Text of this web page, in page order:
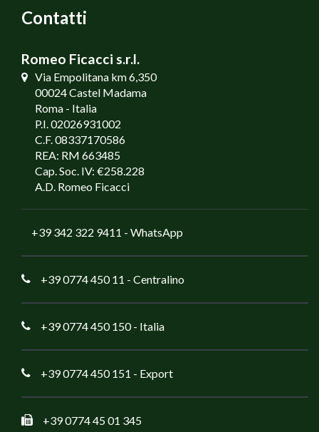
Contatti
Romeo Ficacci s.r.l.
Via Empolitana km 6,350
00024 Castel Madama
Roma - Italia
P.I. 02026931002
C.F. 08337170586
REA: RM 663485
Cap. Soc. IV: €258.228
A.D. Romeo Ficacci
+39 342 322 9411 - WhatsApp
+39 0774 450 11 - Centralino
+39 0774 450 150- Italia
+39 0774 450 151 - Export
+39 0774 45 01 345